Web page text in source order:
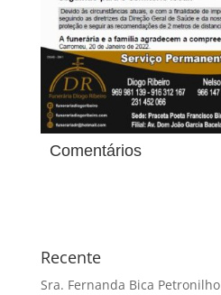
Comentários
Recente
Sra. Fernanda Bica Petronilho